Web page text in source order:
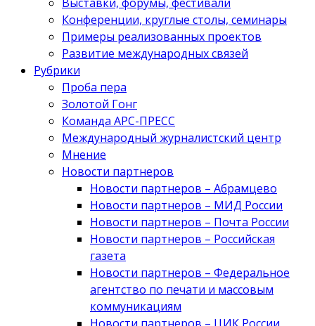
Конференции, круглые столы, семинары
Примеры реализованных проектов
Развитие международных связей
Рубрики
Проба пера
Золотой Гонг
Команда АРС-ПРЕСС
Международный журналистский центр
Мнение
Новости партнеров
Новости партнеров – Абрамцево
Новости партнеров – МИД России
Новости партнеров – Почта России
Новости партнеров – Российская
газета
Новости партнеров – Федеральное
агентство по печати и массовым
коммуникациям